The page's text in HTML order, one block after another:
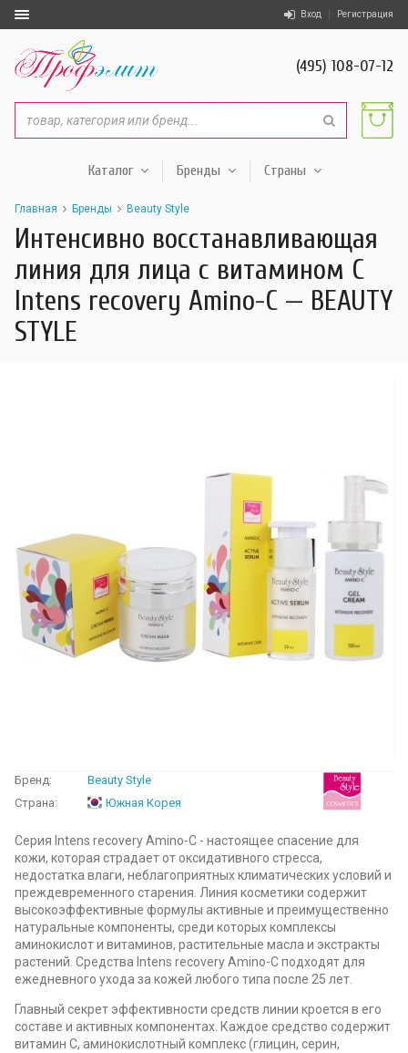
Вход Регистрация
(495) 108-07-12
Каталог Бренды Страны
Главная Бренды Beauty Style
Интенсивно восстанавливающая
линия для лица с витамином С
Intens recovery Amino-C — BEAUTY
STYLE
Бренд:
Beauty Style
Страна:
Южная Корея
Серия Intens recovery Amino-C - настоящее спасение для
кожи, которая страдает от оксидативного стресса,
недостатка влаги, неблагоприятных климатических условий и
преждевременного старения. Линия косметики содержит
высокоэффективные формулы активные и преимущественно
натуральные компоненты, среди которых комплексы
аминокислот и витаминов, растительные масла и экстракты
растений. Средства Intens recovery Amino-С подходят для
ежедневного ухода за кожей любого типа после 25 лет.
Главный секрет эффективности средств линии кроется в его
составе и активных компонентах. Каждое средство содержит
витамин С, аминокислотный комплекс (глицин, серин,